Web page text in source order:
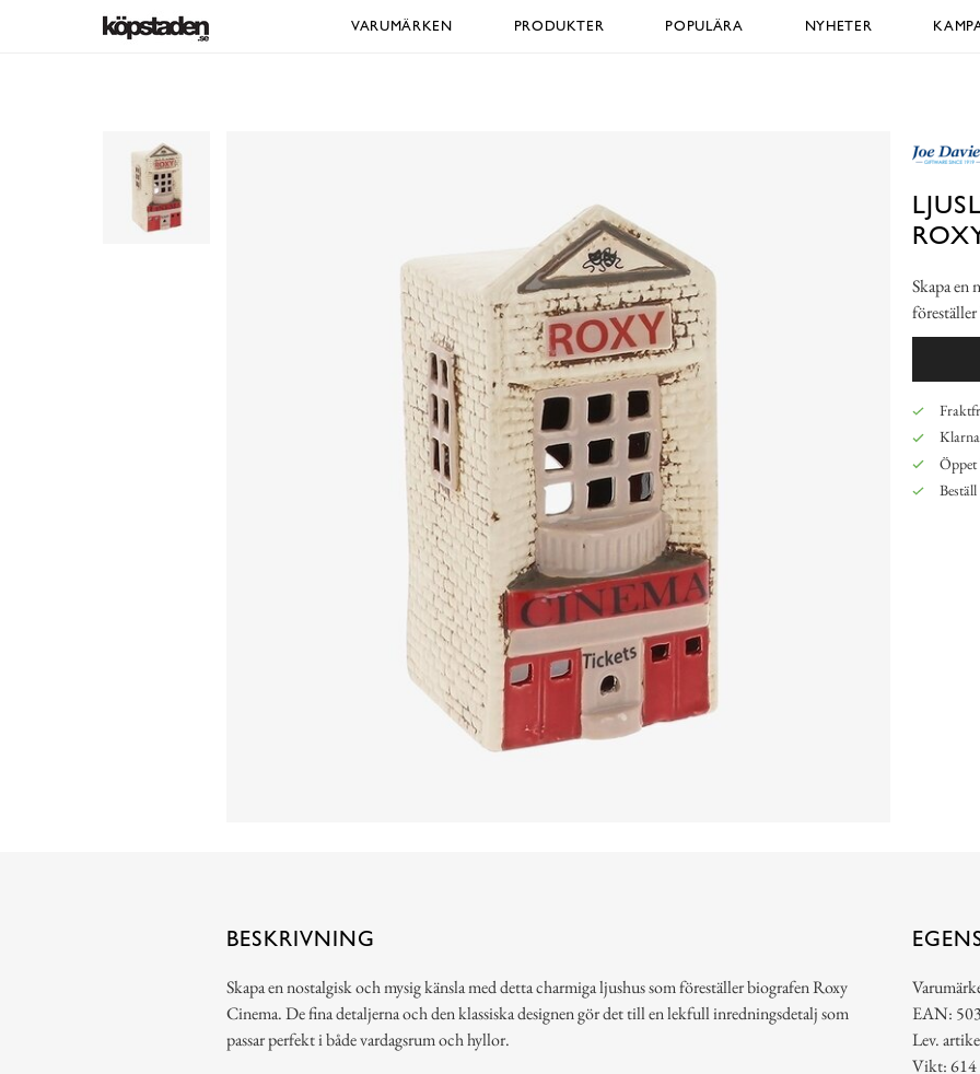
VARUMÄRKEN PRODUKTER POPULÄRA NYHETER
Skapa en
Öppet
BESKRIVNING
Skapa en nostalgisk och mysig känsla med detta charmiga ljushus som föreställer biografen Roxy
Cinema. De fina detaljerna och den klassiska designen gör det till en lekfull inredningsdetalj som
passar perfekt i både vardagsrum och hyllor.
EAN:
Lev.
Vikt: 614